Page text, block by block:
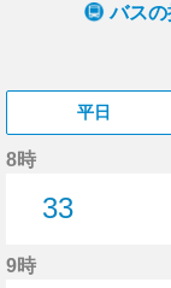
バスの
平日
8時
33
9時